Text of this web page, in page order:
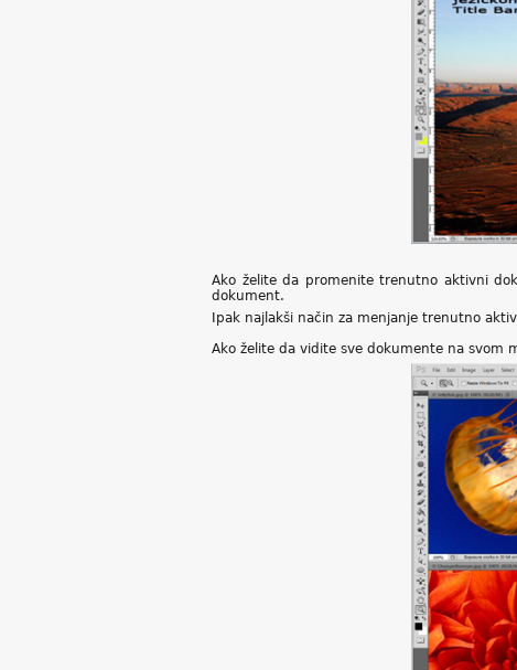
Ako želite da promenite trenutno aktivni
dokument.
Ipak najlakši način za menjanje trenutno
Ako želite da vidite sve dokumente na svom